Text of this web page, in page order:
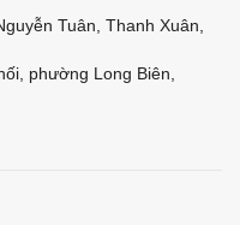
Tuân, Thanh Xuân,
phường Long Biên,